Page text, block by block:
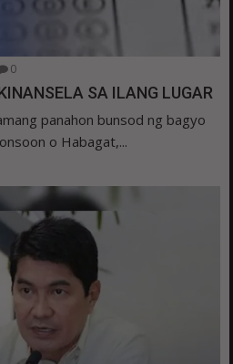
0
SA ILANG LUGAR
panahon bunsod ng bagyo
o Habagat,...